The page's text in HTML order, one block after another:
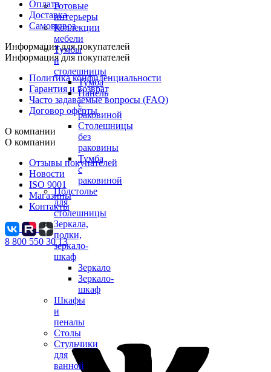
Готовые
интерьеры
Коллекции
мебели
Тумбы
и
столешницы
Тумба
Панель
с
раковиной
Столешницы
без
раковины
Тумба
с
раковиной
Подстолье
для
столешницы
Зеркала,
полки,
зеркало-
шкаф
Зеркало
Зеркало-
шкаф
Шкафы
и
пеналы
Столы
Стульчики
для
ванной
Оплата
Доставка
Самовывоз
Информация для покупателей
Информация для покупателей
Политика конфиденциальности
Гарантия и возврат
Часто задаваемые вопросы (FAQ)
Договор оферты
О компании
О компании
Отзывы покупателей
Новости
ISO 9001
Магазины
Контакты
8 800 550 30 13